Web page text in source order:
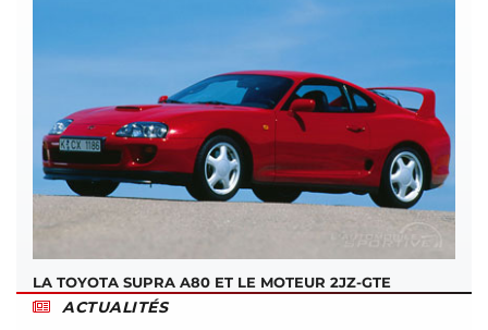
LA TOYOTA SUPRA A80 ET LE MOTEUR 2JZ-GTE
ACTUALITÉS